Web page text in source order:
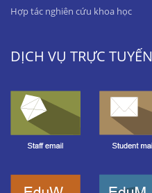
Hợp tác nghiên cứu khoa học
DỊCH VỤ TRỰC TUYẾN